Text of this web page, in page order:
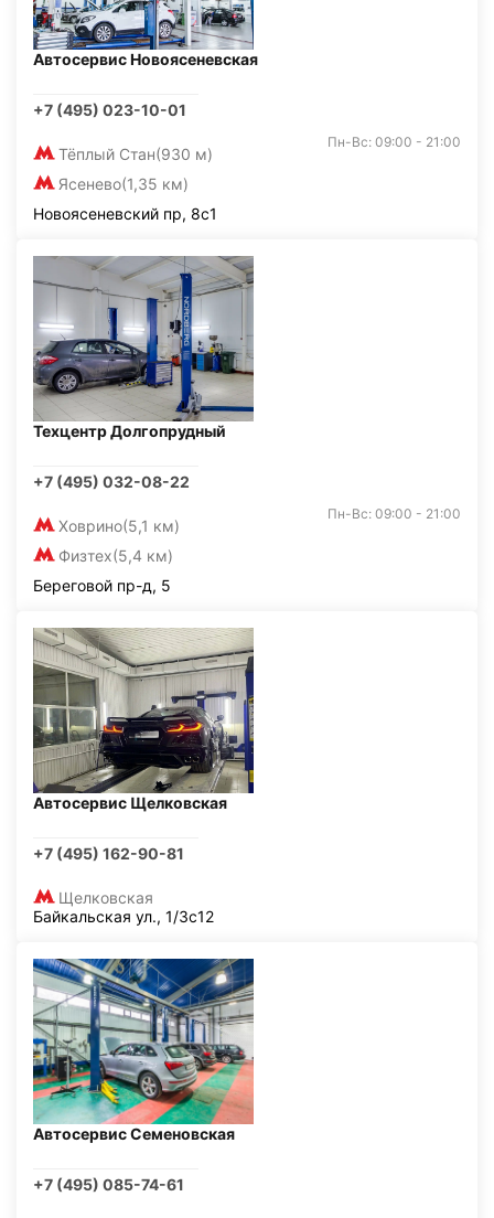
Автосервис Новоясеневская
+7 (495) 023-10-01
Тёплый Стан(930 м)
Ясенево(1,35 км)
Пн-Вс: 09:00 - 21:00
Новоясеневский пр, 8с1
Техцентр Долгопрудный
+7 (495) 032-08-22
Ховрино(5,1 км)
Физтех(5,4 км)
Пн-Вс: 09:00 - 21:00
Береговой пр-д, 5
Автосервис Щелковская
+7 (495) 162-90-81
Щелковская
Байкальская ул., 1/3с12
Автосервис Семеновская
+7 (495) 085-74-61